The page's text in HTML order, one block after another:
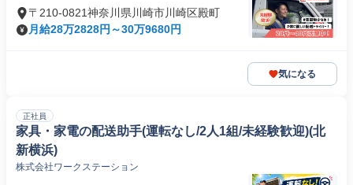
〒210-0821神奈川県川崎市川崎区殿町
月給28万2828円～30万9680円
気になる
正社員
家具・家電の配送助手(運転なし/2人1組/未経験歓迎)(北
新横浜)
株式会社ワークステーション